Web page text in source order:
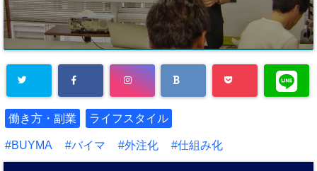
働き方・副業 ライフスタイル
BUYMA バイマ 外注化 仕組み化